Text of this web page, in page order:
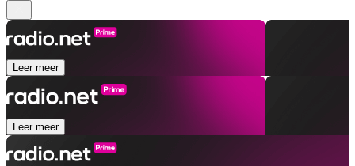
Leer meer
Leer meer